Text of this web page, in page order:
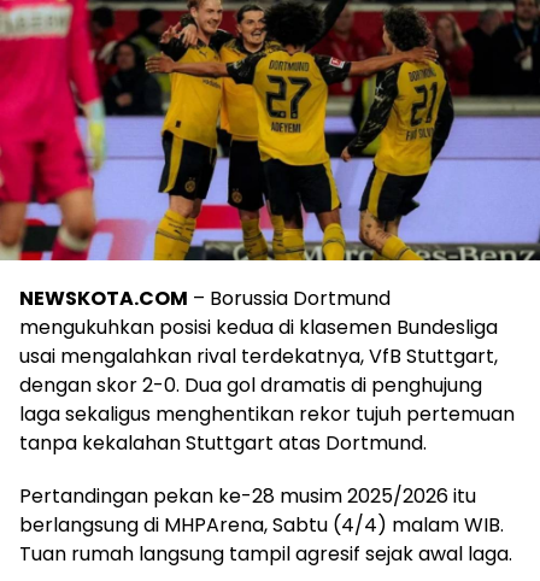
NEWSKOTA.COM – Borussia Dortmund
mengukuhkan posisi kedua di klasemen Bundesliga
usai mengalahkan rival terdekatnya, VfB Stuttgart,
dengan skor 2-0. Dua gol dramatis di penghujung
laga sekaligus menghentikan rekor tujuh pertemuan
tanpa kekalahan Stuttgart atas Dortmund.
Pertandingan pekan ke-28 musim 2025/2026 itu
berlangsung di MHPArena, Sabtu (4/4) malam WIB.
Tuan rumah langsung tampil agresif sejak awal laga.